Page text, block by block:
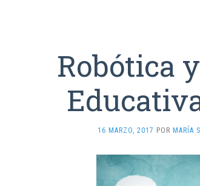
Robótica
16 MARZO, 2017 POR MARÍA